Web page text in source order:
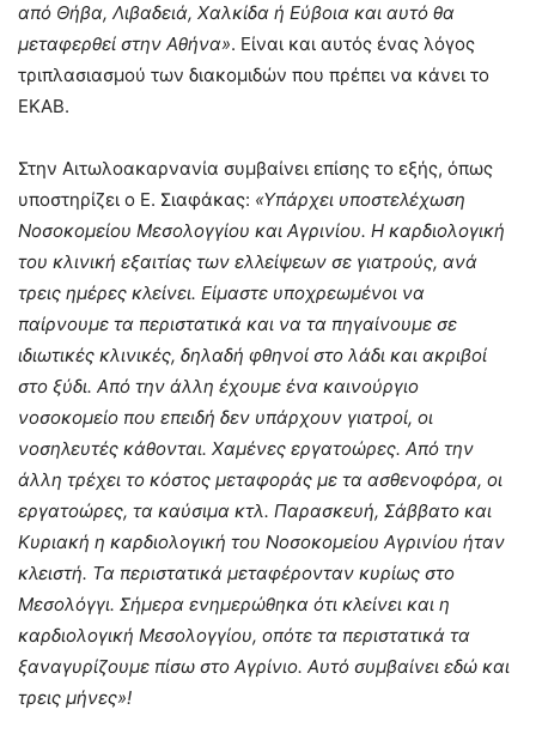
από Θήβα, Λιβαδειά, Χαλκίδα ή Εύβοια και αυτό θα
μεταφερθεί στην Αθήνα». Είναι και αυτός ένας λόγος
τριπλασιασμού των διακομιδών που πρέπει να κάνει το
ΕΚΑΒ.
Στην Αιτωλοακαρνανία συμβαίνει επίσης το εξής, όπως
υποστηρίζει ο Ε. Σιαφάκας: «Υπάρχει υποστελέχωση
Νοσοκομείου Μεσολογγίου και Αγρινίου. Η καρδιολογική
του κλινική εξαιτίας των ελλείψεων σε γιατρούς, ανά
τρεις ημέρες κλείνει. Είμαστε υποχρεωμένοι να
παίρνουμε τα περιστατικά και να τα πηγαίνουμε σε
ιδιωτικές κλινικές, δηλαδή φθηνοί στο λάδι και ακριβοί
στο ξύδι. Από την άλλη έχουμε ένα καινούργιο
νοσοκομείο που επειδή δεν υπάρχουν γιατροί, οι
νοσηλευτές κάθονται. Χαμένες εργατοώρες. Από την
άλλη τρέχει το κόστος μεταφοράς με τα ασθενοφόρα, οι
εργατοώρες, τα καύσιμα κτλ. Παρασκευή, Σάββατο και
Κυριακή η καρδιολογική του Νοσοκομείου Αγρινίου ήταν
κλειστή. Τα περιστατικά μεταφέρονταν κυρίως στο
Μεσολόγγι. Σήμερα ενημερώθηκα ότι κλείνει και η
καρδιολογική Μεσολογγίου, οπότε τα περιστατικά τα
ξαναγυρίζουμε πίσω στο Αγρίνιο. Αυτό συμβαίνει εδώ και
τρεις μήνες»!